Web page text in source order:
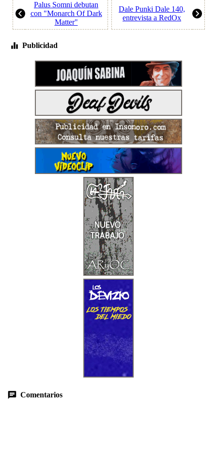
Palus Somni debutan
con "Monarch Of Dark
Matter"
Dale Punki Dale 140,
entrevista a RedOx
Publicidad
Comentarios